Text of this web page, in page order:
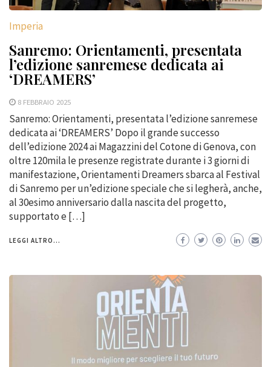
Imperia
Sanremo: Orientamenti, presentata
l’edizione sanremese dedicata ai
‘DREAMERS’
8 FEBBRAIO 2025
Sanremo: Orientamenti, presentata l’edizione sanremese
dedicata ai ‘DREAMERS’ Dopo il grande successo
dell’edizione 2024 ai Magazzini del Cotone di Genova, con
oltre 120mila le presenze registrate durante i 3 giorni di
manifestazione, Orientamenti Dreamers sbarca al Festival
di Sanremo per un’edizione speciale che si legherà, anche,
al 30esimo anniversario dalla nascita del progetto,
supportato e […]
LEGGI ALTRO...